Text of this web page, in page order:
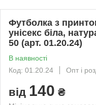
Футболка з
унісекс біла,
50 (арт. 01.20.24)
В наявності
Код: 01.20.24
Опт і
від 140 ₴